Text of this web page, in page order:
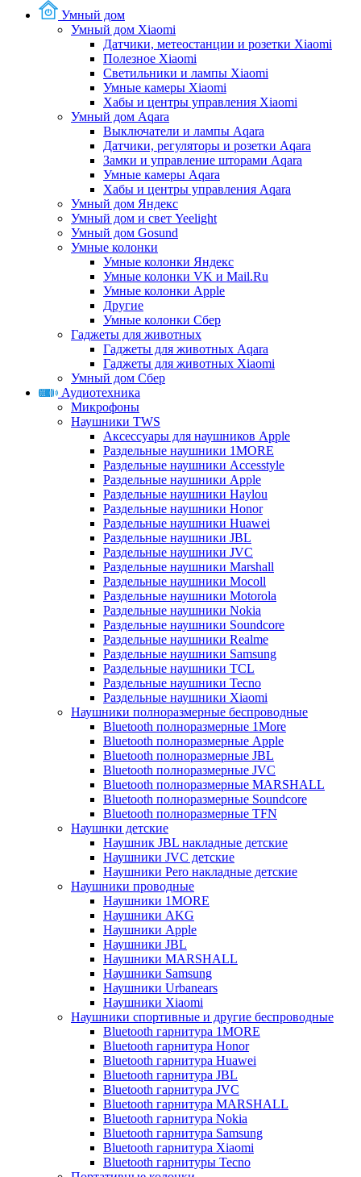
Умный дом
Умный дом Xiaomi
Датчики, метеостанции и розетки Xiaomi
Полезное Xiaomi
Светильники и лампы Xiaomi
Умные камеры Xiaomi
Хабы и центры управления Xiaomi
Умный дом Aqara
Выключатели и лампы Aqara
Датчики, регуляторы и розетки Aqara
Замки и управление шторами Aqara
Умные камеры Aqara
Хабы и центры управления Aqara
Умный дом Яндекс
Умный дом и свет Yeelight
Умный дом Gosund
Умные колонки
Умные колонки Яндекс
Умные колонки VK и Mail.Ru
Умные колонки Apple
Другие
Умные колонки Сбер
Гаджеты для животных
Гаджеты для животных Aqara
Гаджеты для животных Xiaomi
Умный дом Сбер
Аудиотехника
Микрофоны
Наушники TWS
Аксессуары для наушников Apple
Раздельные наушники 1MORE
Раздельные наушники Accesstyle
Раздельные наушники Apple
Раздельные наушники Haylou
Раздельные наушники Honor
Раздельные наушники Huawei
Раздельные наушники JBL
Раздельные наушники JVC
Раздельные наушники Marshall
Раздельные наушники Mocoll
Раздельные наушники Motorola
Раздельные наушники Nokia
Раздельные наушники Soundcore
Раздельные наушники Realme
Раздельные наушники Samsung
Раздельные наушники TCL
Раздельные наушники Tecno
Раздельные наушники Xiaomi
Наушники полноразмерные беспроводные
Bluetooth полноразмерные 1More
Bluetooth полноразмерные Apple
Bluetooth полноразмерные JBL
Bluetooth полноразмерные JVC
Bluetooth полноразмерные MARSHALL
Bluetooth полноразмерные Soundcore
Bluetooth полноразмерные TFN
Наушнки детские
Наушник JBL накладные детские
Наушники JVC детские
Наушники Pero накладные детские
Наушники проводные
Наушники 1MORE
Наушники AKG
Наушники Apple
Наушники JBL
Наушники MARSHALL
Наушники Samsung
Наушники Urbanears
Наушники Xiaomi
Наушники спортивные и другие беспроводные
Bluetooth гарнитура 1MORE
Bluetooth гарнитура Honor
Bluetooth гарнитура Huawei
Bluetooth гарнитура JBL
Bluetooth гарнитура JVC
Bluetooth гарнитура MARSHALL
Bluetooth гарнитура Nokia
Bluetooth гарнитура Samsung
Bluetooth гарнитура Xiaomi
Bluetooth гарнитуры Tecno